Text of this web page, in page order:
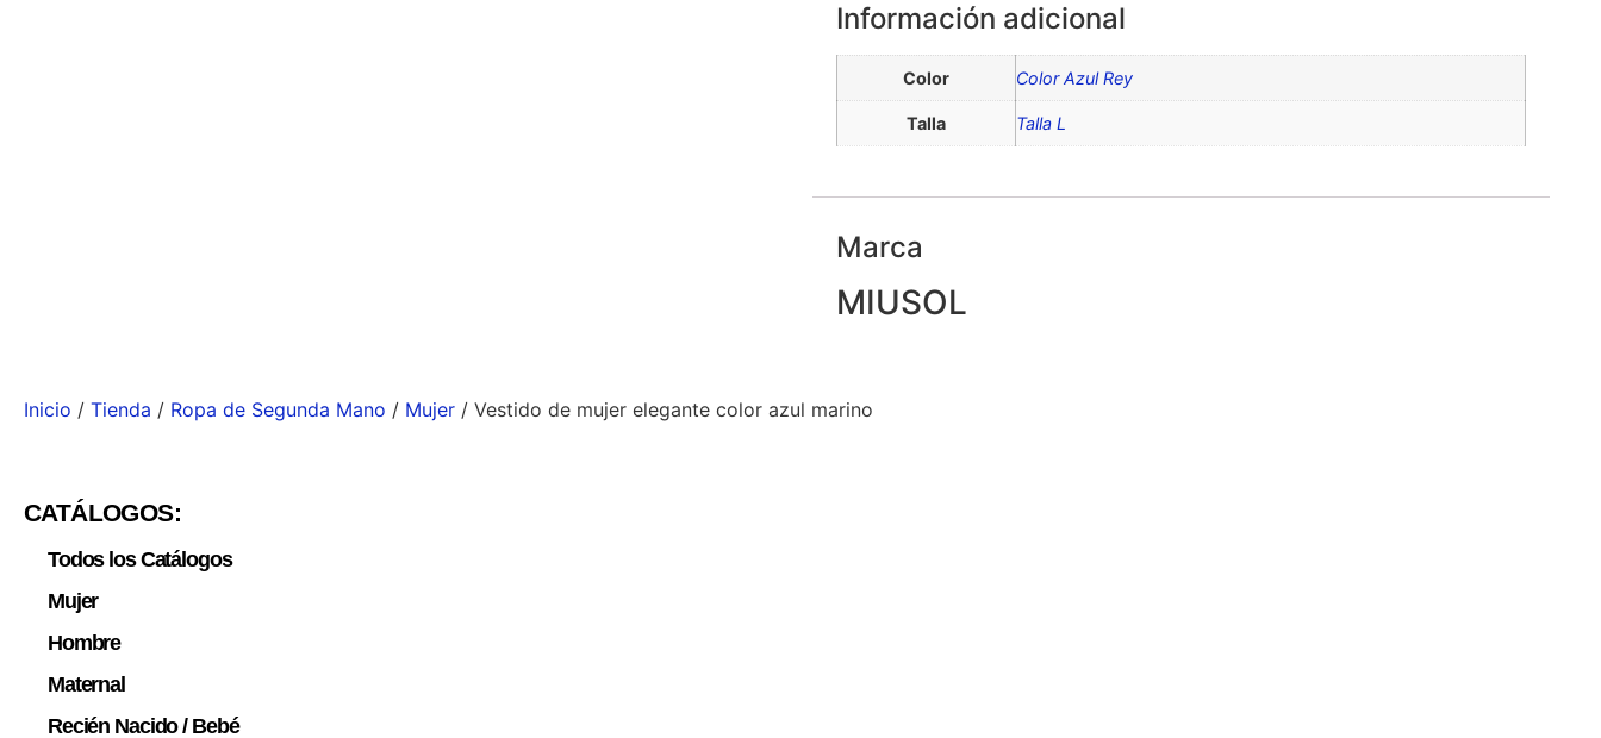
Información adicional
Color Color Azul Rey
Talla Talla L
Marca
MIUSOL
Inicio / Tienda / Ropa de Segunda Mano / Mujer / Vestido de mujer elegante color azul marino
CATÁLOGOS:
Todos los Catálogos
Mujer
Hombre
Maternal
Recién Nacido / Bebé